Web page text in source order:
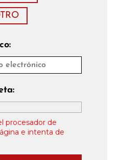
procesador de
e intenta de